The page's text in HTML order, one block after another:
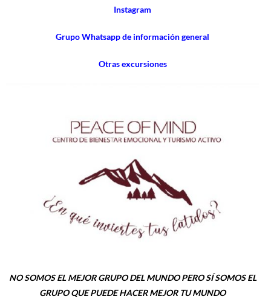
Instagram
Grupo Whatsapp de información general
Otras excursiones
NO SOMOS EL MEJOR GRUPO DEL MUNDO PERO SÍ SOMOS EL
GRUPO QUE PUEDE HACER MEJOR TU MUNDO